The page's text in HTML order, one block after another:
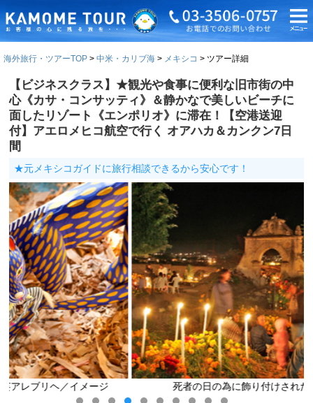
海外旅行・ツアーTOP 中米・カリブ海 メキシコ ツアー詳細
【ビジネスクラス】★観光や食事に便利な旧市街の中
心《カサ・コンサッティ》＆静かなで美しいビーチに
面したリゾート《エンポリオ》に滞在！【空港送迎
付】アエロメヒコ航空で行く オアハカ＆カンクン7日
間
★元メキシコガイドに旅行相談できるから安心です！
ジ 死者の日の為に飾り付けされた祭壇／イメージ